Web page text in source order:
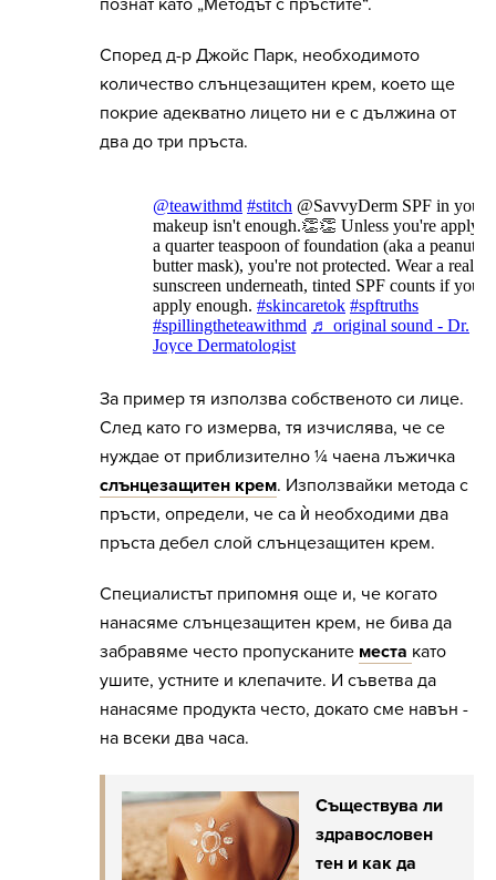
познат като „Методът с пръстите“.
Според д-р Джойс Парк, необходимото
количество слънцезащитен крем, което ще
покрие адекватно лицето ни е с дължина от
два до три пръста.
За пример тя използва собственото си лице.
След като го измерва, тя изчислява, че се
нуждае от приблизително ¼ чаена лъжичка
слънцезащитен крем. Използвайки метода с
пръсти, определи, че са ѝ необходими два
пръста дебел слой слънцезащитен крем.
Специалистът припомня още и, че когато
нанасяме слънцезащитен крем, не бива да
забравяме често пропусканите места като
ушите, устните и клепачите. И съветва да
нанасяме продукта често, докато сме навън -
на всеки два часа.
Съществува ли
здравословен
тен и как да